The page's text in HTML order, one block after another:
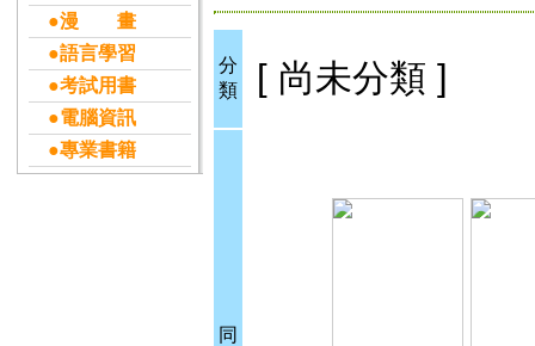
●漫 畫
●語言學習
●考試用書
●電腦資訊
●專業書籍
分
類
[ 尚未分類 ]
同